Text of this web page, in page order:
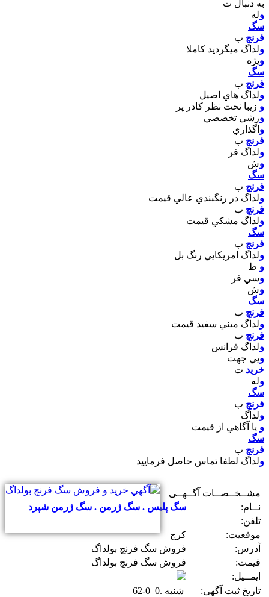
به دنبال ت
وله
سگ
فرنچ ب
ولداگ ميگرديد کاملا
ويژه
سگ
فرنچ ب
ولداگ هاي اصيل
و زيبا نحت نظر کادر پر
ورشي تخصصي
و اگذاري
فرنچ ب
ولداگ فر
وش
سگ
فرنچ ب
ولداگ در رنگبندي عالي قيمت
فرنچ ب
ولداگ مشکي قيمت
سگ
فرنچ ب
ولداگ امريکايي رنگ بل
و ط
وسي فر
وش
سگ
فرنچ ب
ولداگ ميني سفيد قيمت
فرنچ ب
ولداگ فرانس
ويي جهت
خريد ت
وله
سگ
فرنچ ب
ولداگ
و يا آگاهي از قيمت
سگ
فرنچ ب
ولداگ لطفا تماس حاصل فرماييد
مشــخــصــات آگــهــی
نــام:
سگ پلیس . سگ ژرمن . سگ ژرمن شپرد
تلفن:
موقعیت:
کرج
آدرس:
فروش سگ فرنچ بولداگ
قیمت:
فروش سگ فرنچ بولداگ
ایمــیل:
تاریخ ثبت آگهی:
شنبه .0 0-62